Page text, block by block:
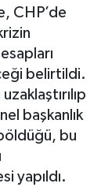
CHP’de
belirtildi.
başkanlık
bu
yapıldı.